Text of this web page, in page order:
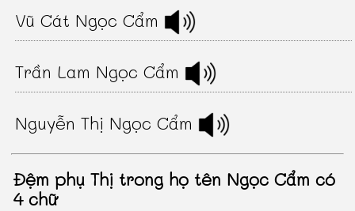
Vũ Cát Ngọc Cẩm
Trần Lam Ngọc Cẩm
Nguyễn Thị Ngọc Cẩm
Đệm phụ Thị trong họ tên Ngọc Cẩm có
4 chữ